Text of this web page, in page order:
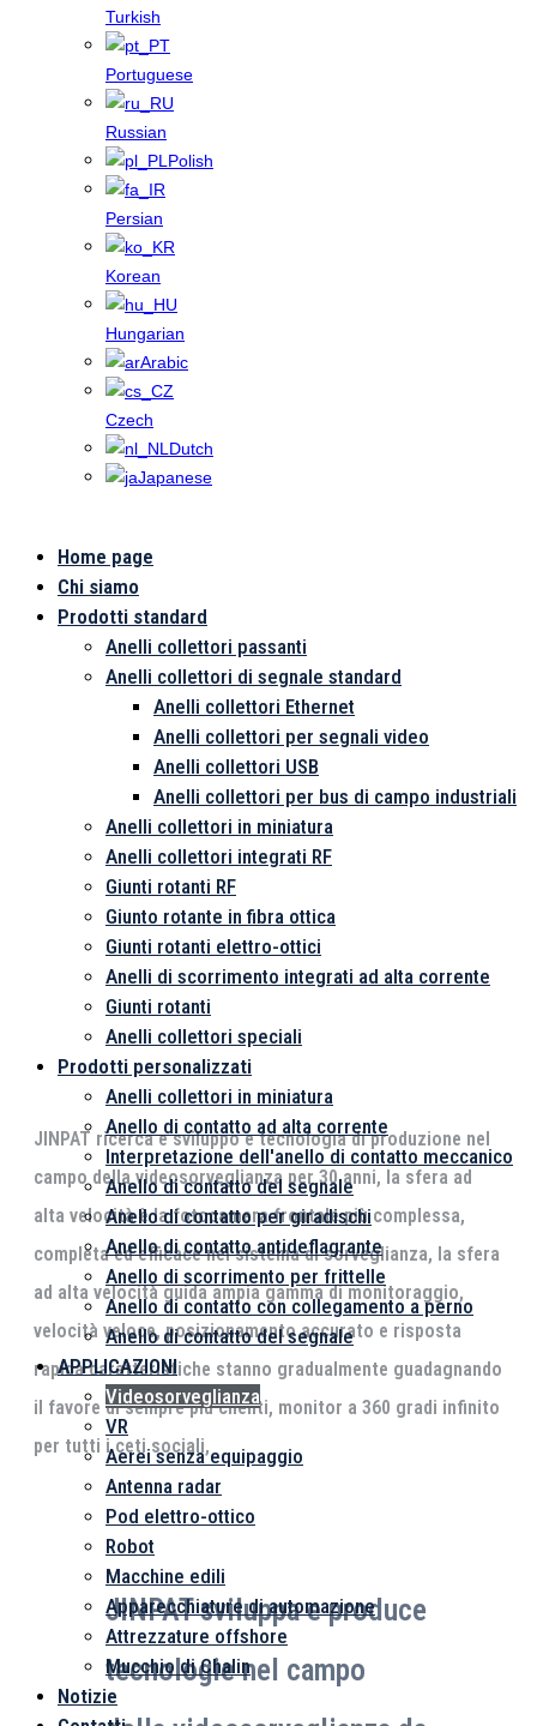
Turkish
Portuguese
Russian
Polish
Persian
Korean
Hungarian
Arabic
Czech
Dutch
Japanese
Home page
Chi siamo
Prodotti standard
Anelli collettori passanti
Anelli collettori di segnale standard
Anelli collettori Ethernet
Anelli collettori per segnali video
Anelli collettori USB
Anelli collettori per bus di campo industriali
Anelli collettori in miniatura
Anelli collettori integrati RF
Giunti rotanti RF
Giunto rotante in fibra ottica
Giunti rotanti elettro-ottici
Anelli di scorrimento integrati ad alta corrente
Giunti rotanti
Anelli collettori speciali
Prodotti personalizzati
Anelli collettori in miniatura
Anello di contatto ad alta corrente
Interpretazione dell'anello di contatto meccanico
Anello di contatto del segnale
Anello di contatto per giradischi
Anello di contatto antideflagrante
Anello di scorrimento per frittelle
Anello di contatto con collegamento a perno
Anello di contatto del segnale
APPLICAZIONI
Videosorveglianza
VR
Aerei senza equipaggio
Antenna radar
Pod elettro-ottico
Robot
Macchine edili
Apparecchiature di automazione
Attrezzature offshore
Mucchio di Chalin
Notizie
JINPAT ricerca e sviluppo e tecnologia di produzione nel
campo della videosorveglianza per 30 anni, la sfera ad
alta velocità è la fotocamera frontale più complessa,
completa ed efficace nel sistema di sorveglianza, la sfera
ad alta velocità guida ampia gamma di monitoraggio,
velocità veloce, posizionamento accurato e risposta
rapida caratteristiche stanno gradualmente guadagnando
il favore di sempre più clienti, monitor a 360 gradi infinito
per tutti i ceti sociali,
JINPAT sviluppa e produce
tecnologie nel campo